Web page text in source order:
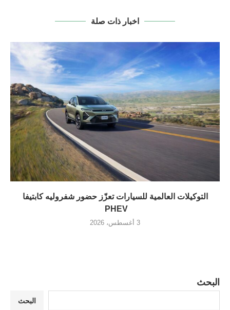
اخبار ذات صلة
التوكيلات العالمية للسيارات تعزّز حضور شفروليه كابتيفا
PHEV
3 أغسطس، 2026
البحث
البحث